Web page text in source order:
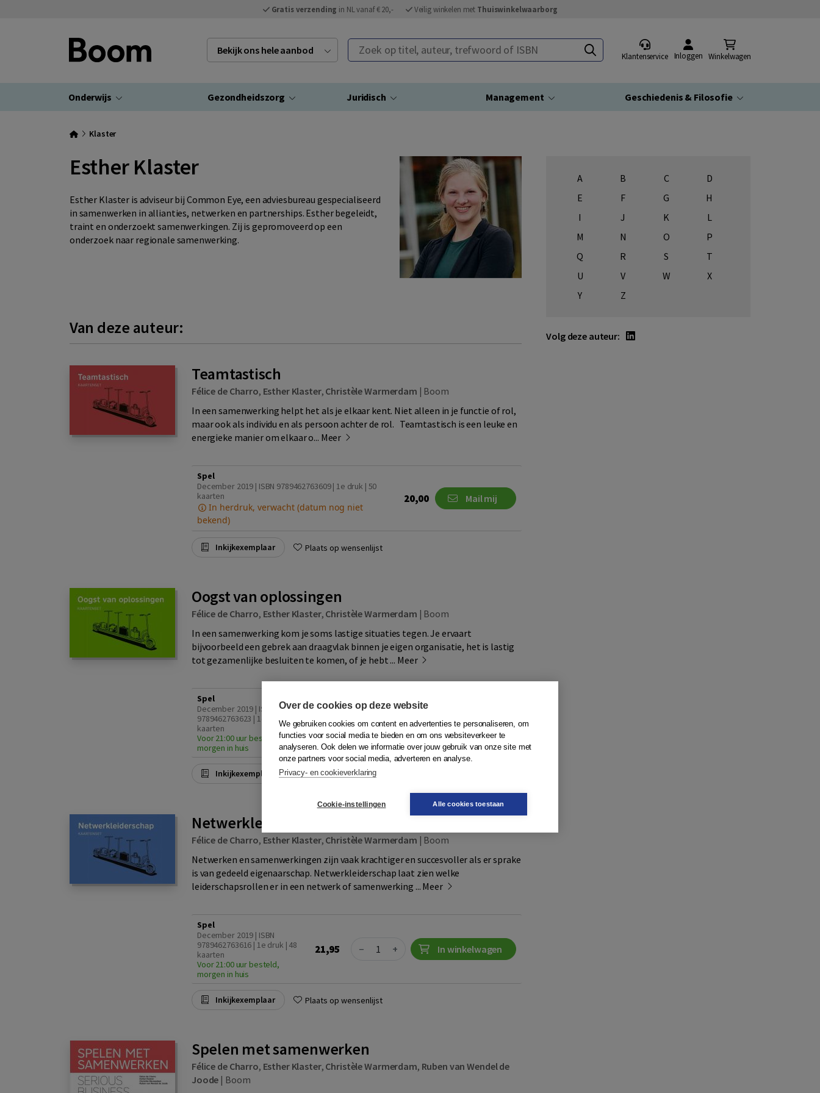
Gratis verzending in NL vanaf € 20,- Veilig winkelen met Thuiswinkelwaarborg
Bekijk ons hele aanbod Zoek op titel, auteur, trefwoord of ISBN
Klantenservice Inloggen Winkelwagen
Onderwijs Gezondheidszorg Juridisch Management Geschiedenis & Filosofie
Klaster
Esther Klaster
Esther Klaster is adviseur bij Common Eye, een adviesbureau gespecialiseerd
in samenwerken in allianties, netwerken en partnerships. Esther begeleidt,
traint en onderzoekt samenwerkingen. Zij is gepromoveerd op een
onderzoek naar regionale samenwerking.
Van deze auteur:
Teamtastisch
Félice de Charro, Esther Klaster, Christèle Warmerdam | Boom
In een samenwerking helpt het als je elkaar kent. Niet alleen in je functie of rol,
maar ook als individu en als persoon achter de rol. Teamtastisch is een leuke en
energieke manier om elkaar o... Meer
Spel
December 2019 | ISBN 9789462763609 | 1e druk | 50
kaarten
In herdruk, verwacht (datum nog niet
bekend)
20,00 Mail mij
Inkijkexemplaar Plaats op wensenlijst
Oogst van oplossingen
Félice de Charro, Esther Klaster, Christèle Warmerdam | Boom
In een samenwerking kom je soms lastige situaties tegen. Je ervaart
bijvoorbeeld een gebrek aan draagvlak binnen je eigen organisatie, het is lastig
tot gezamenlijke besluiten te komen, of je hebt ... Meer
Spel
December 2019 | ISBN
9789462763623 | 1e druk | 80
kaarten
Voor 21:00 uur besteld,
morgen in huis
21,95 − + In winkelwagen
Inkijkexemplaar Plaats op wensenlijst
Netwerkleiderschap
Félice de Charro, Esther Klaster, Christèle Warmerdam | Boom
Netwerken en samenwerkingen zijn vaak krachtiger en succesvoller als er sprake
is van gedeeld eigenaarschap. Netwerkleiderschap laat zien welke
leiderschapsrollen er in een netwerk of samenwerking ... Meer
Spel
December 2019 | ISBN
9789462763616 | 1e druk | 48
kaarten
Voor 21:00 uur besteld,
morgen in huis
21,95 Quantity
− + In winkelwagen
Inkijkexemplaar Plaats op wensenlijst
Spelen met samenwerken
Félice de Charro, Esther Klaster, Christèle Warmerdam, Ruben van Wendel de
Joode | Boom
A B C
D
E
F G
H
I
J K
L
M
N O
P
Q
R S
T
U
V W
X
Y
Z
Volg deze auteur:
Over de cookies op deze website
We gebruiken cookies om content en advertenties te personaliseren, om
functies voor social media te bieden en om ons websiteverkeer te
analyseren. Ook delen we informatie over jouw gebruik van onze site met
onze partners voor social media, adverteren en analyse.
Privacy- en cookieverklaring
Cookie-instellingen Alle cookies toestaan